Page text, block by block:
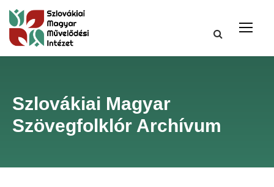
Szlovákiai Magyar
Szövegfolklór Archívum